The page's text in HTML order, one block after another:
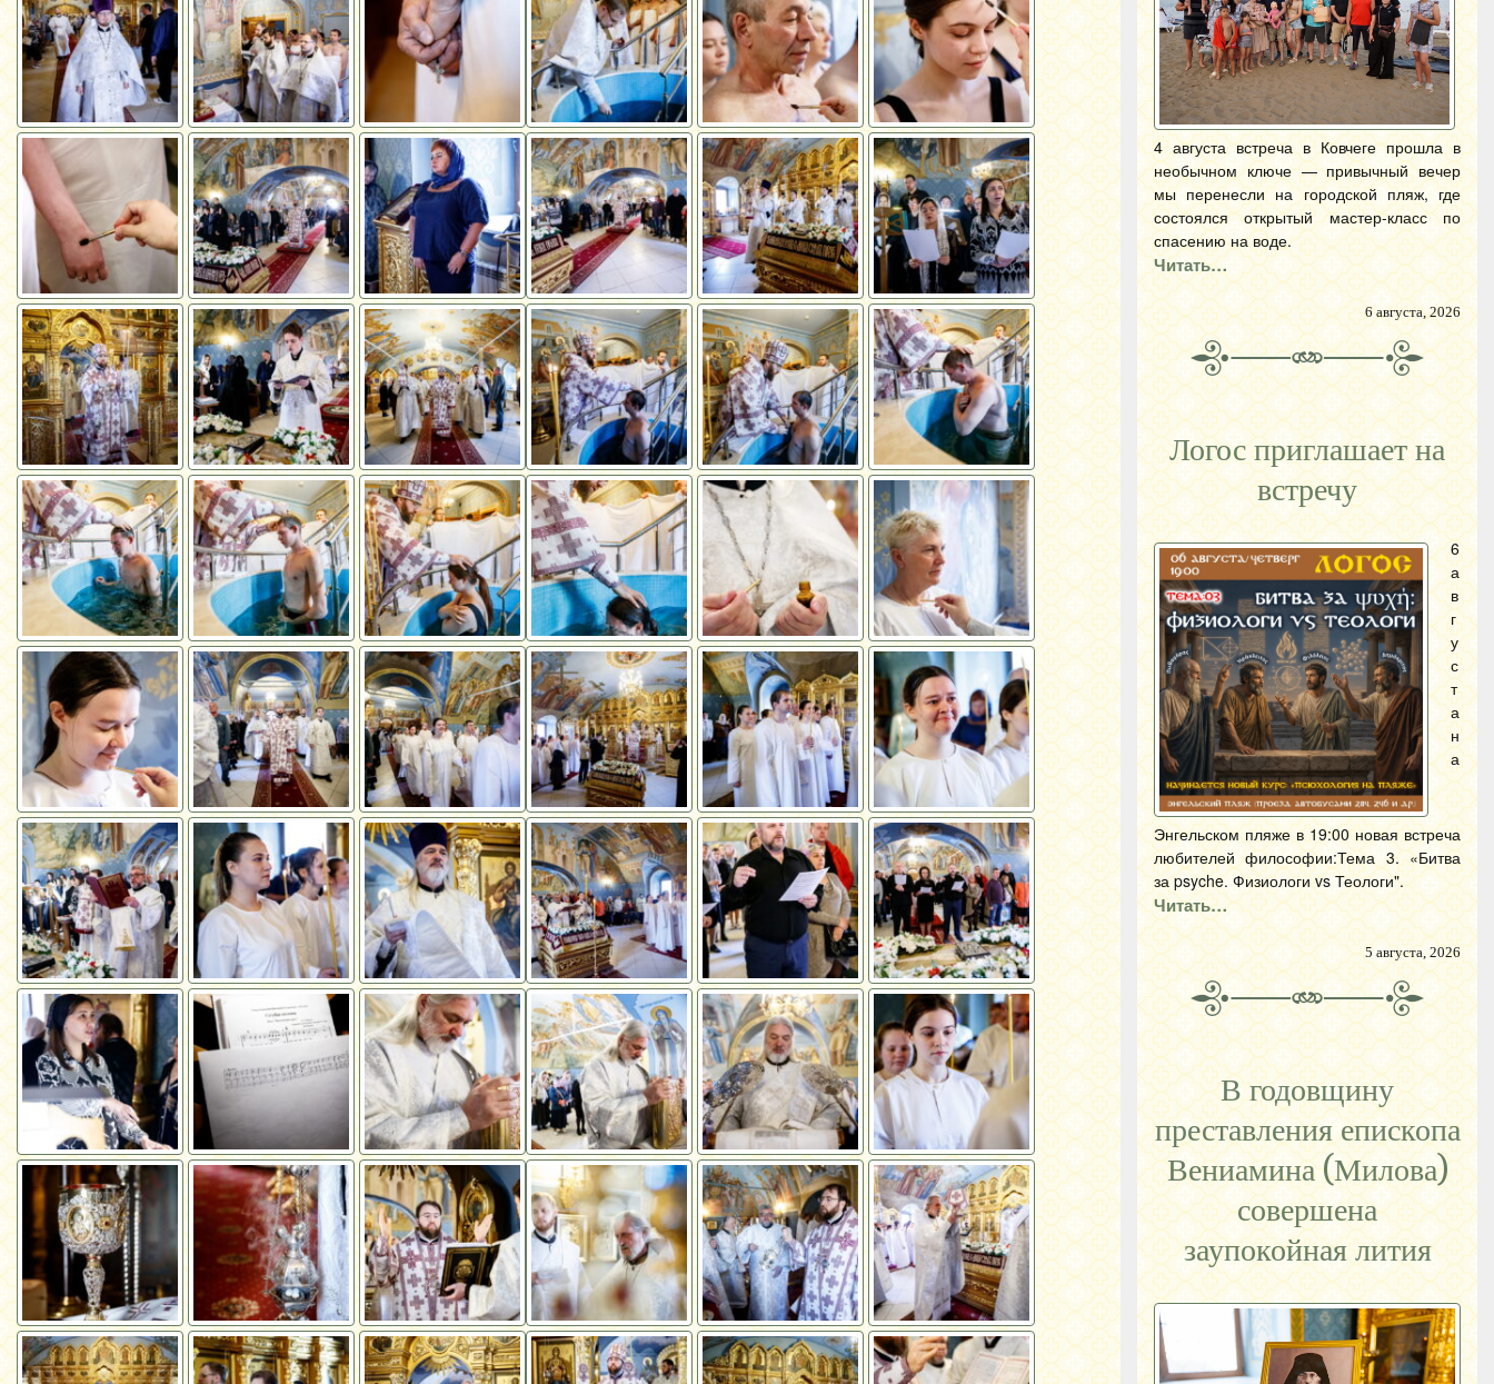
4 августа встреча в Ковчеге прошла в
необычном ключе — привычный вечер
мы перенесли на городской пляж, где
состоялся открытый мастер-класс по
спасению на воде.
Читать…
6 августа, 2026
Логос приглашает на
встречу
6
а
в
г
у
с
т
а
н
а
Энгельском пляже в 19:00 новая встреча
любителей философии:Тема 3. «Битва
за psyche. Физиологи vs Теологи".
Читать…
5 августа, 2026
В годовщину
преставления епископа
Вениамина (Милова)
совершена
заупокойная лития